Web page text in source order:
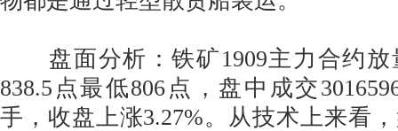
盘面分析：铁矿1909主力合约放
838.5点最低806点，盘中成交
手，收盘上涨3.27%。从技术上来看